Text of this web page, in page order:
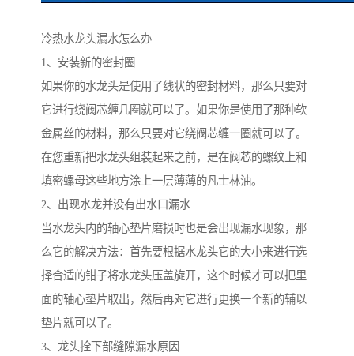
冷热水龙头漏水怎么办
1、安装新的密封圈
如果你的水龙头是使用了线状的密封材料，那么只要对
它进行绕阀芯缠几圈就可以了。如果你是使用了那种软
金属丝的材料，那么只要对它绕阀芯缠一圈就可以了。
在您重新把水龙头组装起来之前，是在阀芯的螺纹上和
填密螺母这些地方涂上一层薄薄的凡士林油。
2、出现水龙并没有出水口漏水
当水龙头内的轴心垫片磨损时也是会出现漏水现象，那
么它的解决方法：首先要根据水龙头它的大小来进行选
择合适的钳子将水龙头压盖旋开，这个时候才可以把里
面的轴心垫片取出，然后再对它进行更换一个新的辅以
垫片就可以了。
3、龙头拴下部缝隙漏水原因